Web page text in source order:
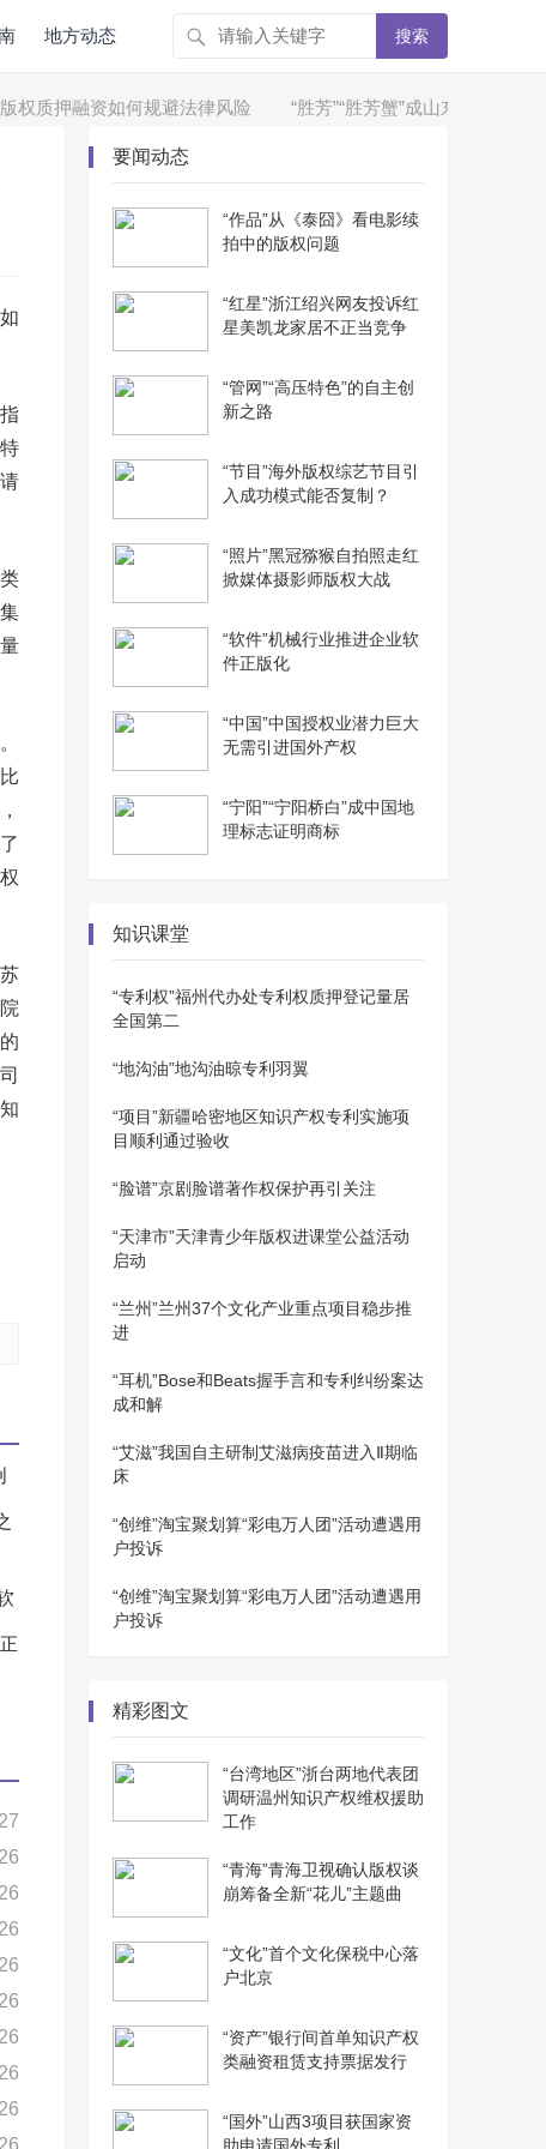
地方动态 搜索
质押融资如何规避法律风险 “胜芳”“胜芳蟹”成山东省首个拥有
要闻动态
“作品”从《泰囧》看电影续
拍中的版权问题
“红星”浙江绍兴网友投诉红
星美凯龙家居不正当竞争
“管网”“高压特色”的自主创
新之路
“节目”海外版权综艺节目引
入成功模式能否复制？
“照片”黑冠猕猴自拍照走红
掀媒体摄影师版权大战
“软件”机械行业推进企业软
件正版化
“中国”中国授权业潜力巨大
无需引进国外产权
“宁阳”“宁阳桥白”成中国地
理标志证明商标
知识课堂
“专利权”福州代办处专利权质押登记量居
全国第二
“地沟油”地沟油晾专利羽翼
“项目”新疆哈密地区知识产权专利实施项
目顺利通过验收
“脸谱”京剧脸谱著作权保护再引关注
“天津市”天津青少年版权进课堂公益活动
启动
“兰州”兰州37个文化产业重点项目稳步推
进
“耳机”Bose和Beats握手言和专利纠纷案达
成和解
“艾滋”我国自主研制艾滋病疫苗进入Ⅱ期临
床
“创维”淘宝聚划算“彩电万人团”活动遭遇用
户投诉
“创维”淘宝聚划算“彩电万人团”活动遭遇用
户投诉
精彩图文
“台湾地区”浙台两地代表团
调研温州知识产权维权援助
工作
“青海”青海卫视确认版权谈
崩筹备全新“花儿”主题曲
“文化”首个文化保税中心落
户北京
“资产”银行间首单知识产权
类融资租赁支持票据发行
“国外”山西3项目获国家资